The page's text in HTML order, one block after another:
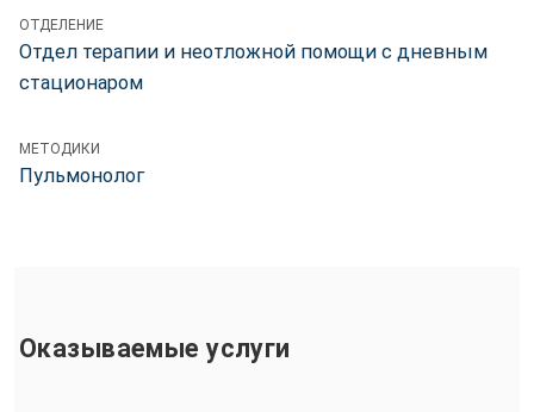
ОТДЕЛЕНИЕ
Отдел терапии и неотложной помощи с дневным
стационаром
МЕТОДИКИ
Пульмонолог
Оказываемые услуги